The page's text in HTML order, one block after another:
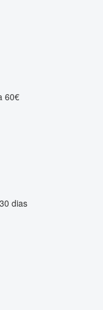
60€
dias